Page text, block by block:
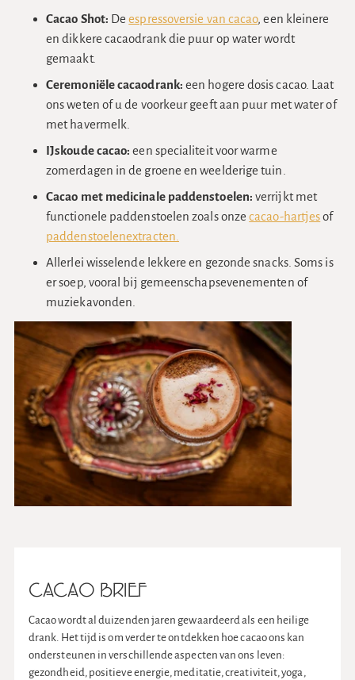
Cacao Shot: Deespressoversie van cacao, een kleinere
en dikkere cacaodrank die puur op water wordt
gemaakt.
Ceremoniële cacaodrank: een hogere dosis cacao. Laat
ons weten of u de voorkeur geeft aan puur met water of
met havermelk.
IJskoude cacao: een specialiteit voor warme
zomerdagen in de groene en weelderige tuin.
Cacao met medicinale paddenstoelen: verrijkt met
functionele paddenstoelen zoals onzecacao-hartjesof
paddenstoelenextracten.
Allerlei wisselende lekkere en gezonde snacks. Soms is
er soep, vooral bij gemeenschapsevenementen of
muziekavonden.
CACAO BRIEF
Cacao wordt al duizenden jaren gewaardeerd als een heilige
drank. Het tijd is om verder te ontdekken hoe cacao ons kan
ondersteunen in verschillende aspecten van ons leven:
gezondheid, positieve energie, meditatie, creativiteit, yoga,